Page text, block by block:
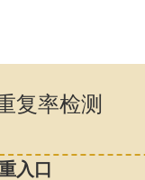
复率检测
入口